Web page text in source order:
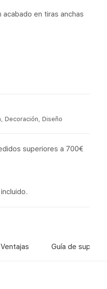
acabado en tiras anchas
, Decoración, Diseño
superiores a 700€
Ventajas Guía de